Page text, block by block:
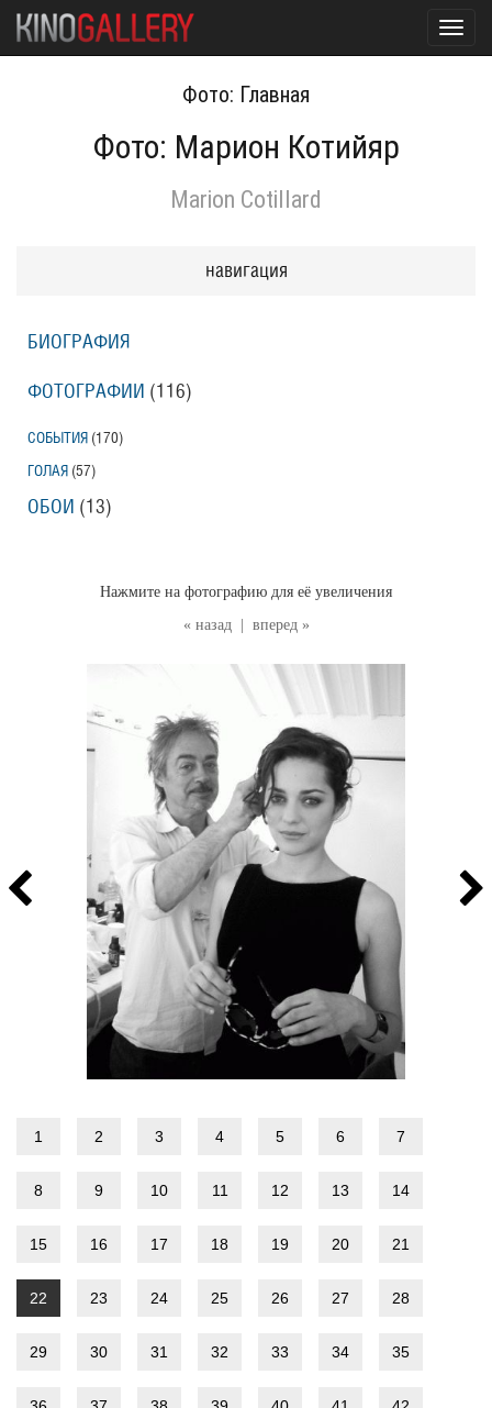
Фото: Главная
Фото: Марион Котийяр
Marion Cotillard
« назад вперед »
Нажмите на фотографию для её увеличения
1 2 3 4 5 6 7
8 9 10 11 12 13 14
15 16 17 18 19 20 21
22 23 24 25 26 27 28
29 30 31 32 33 34 35
навигация
БИОГРАФИЯ
ФОТОГРАФИИ (116)
СОБЫТИЯ (170)
ГОЛАЯ (57)
ОБОИ (13)